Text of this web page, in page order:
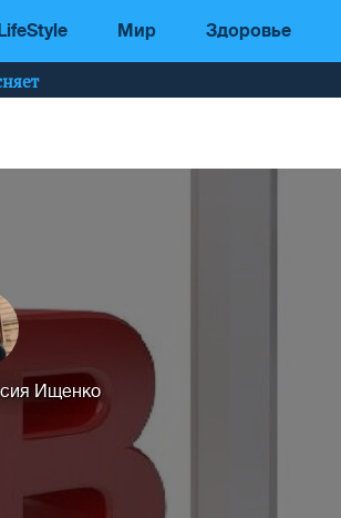
Мир Здоровье
Ищенко